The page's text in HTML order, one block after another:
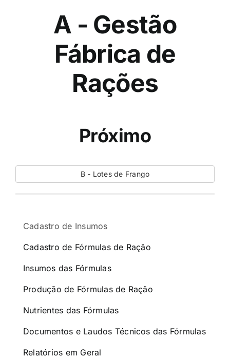
A - Gestão
Fábrica de
Rações
Próximo
B - Lotes de Frango
Cadastro de Insumos
Cadastro de Fórmulas de Ração
Insumos das Fórmulas
Produção de Fórmulas de Ração
Nutrientes das Fórmulas
Documentos e Laudos Técnicos das Fórmulas
Relatórios em Geral